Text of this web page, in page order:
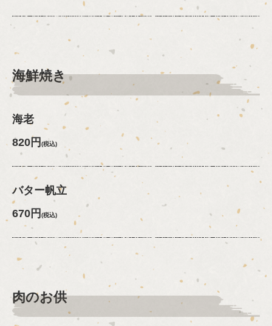
海鮮焼き
海老
820円 (税込)
バター帆立
670円 (税込)
肉のお供